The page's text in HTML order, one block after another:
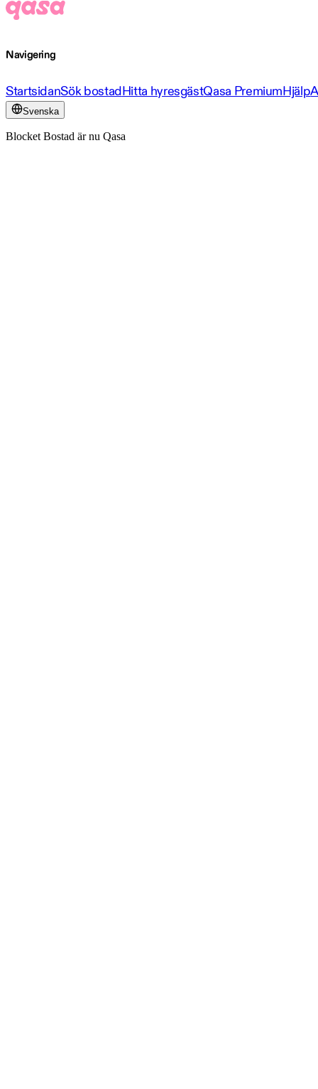
Navigering
StartsidanSök bostadHitta hyresgästQasa PremiumHjälp
Svenska
Blocket Bostad är nu Qasa